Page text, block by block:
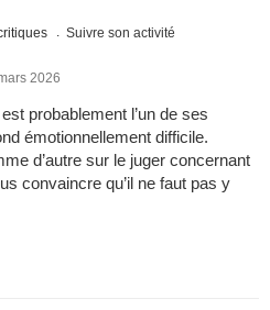
Suivre son activité
2026
probablement l’un de ses
émotionnellement difficile.
d’autre sur le juger concernant
convaincre qu’il ne faut pas y